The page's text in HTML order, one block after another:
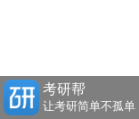
考研帮
让考研简单不孤单